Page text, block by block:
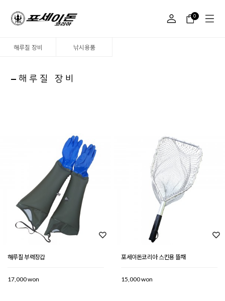
0
해루질 장비 낚시용품
해루질 장비
해루질 부력장갑
17,000 won
포세이돈코리아 스킨용 뜰채
15,000 won